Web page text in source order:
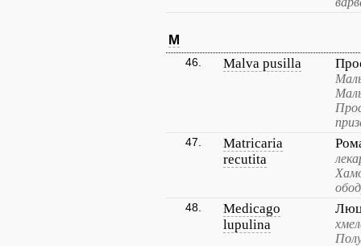
M
46. Malva pusilla
47.
Matricaria
recutita
48.
Medicago
lupulina